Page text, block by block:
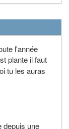
l'année
plante il faut
tu les auras
depuis une